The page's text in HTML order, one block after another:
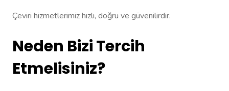
Çeviri hizmetlerimiz hızlı, doğru ve güvenilirdir.
Neden Bizi Tercih
Etmelisiniz?